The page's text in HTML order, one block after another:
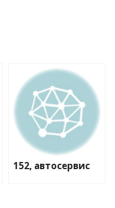
152, автосервис